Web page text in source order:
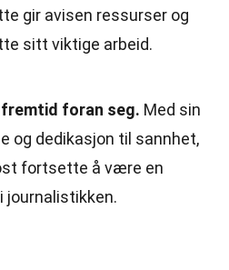
gir avisen ressurser og
sitt viktige arbeid.
fremtid foran seg. Med sin
og dedikasjon til sannhet,
fortsette å være en
journalistikken.